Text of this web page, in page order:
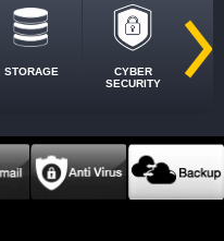
STORAGE
CYBER
SECURITY